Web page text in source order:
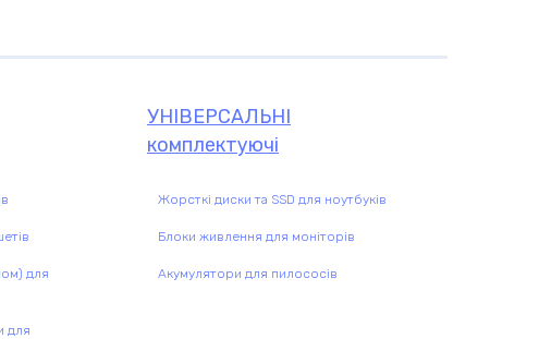
для
для
УНІВЕРСАЛЬНІ
комплектуючі
Жорсткі диски та SSD для ноутбуків
Блоки живлення для моніторів
Акумулятори для пилососів